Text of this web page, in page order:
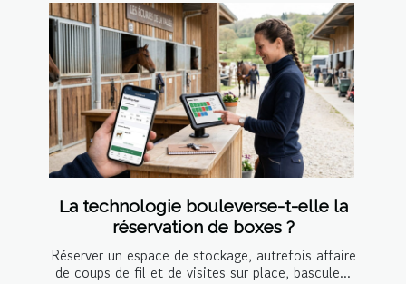
La technologie bouleverse-t-elle la
réservation de boxes ?
Réserver un espace de stockage, autrefois affaire
de coups de fil et de visites sur place, bascule...